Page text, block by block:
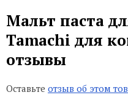
Мальт паста
Tamachi для
отзывы
Оставьте отзыв об этом